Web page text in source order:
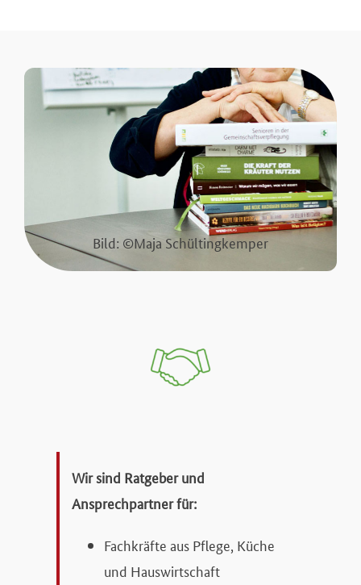
Wir sind Ratgeber und
Ansprechpartner für:
Fachkräfte aus Pflege, Küche
und Hauswirtschaft
Bild: ©Maja Schültingkemper